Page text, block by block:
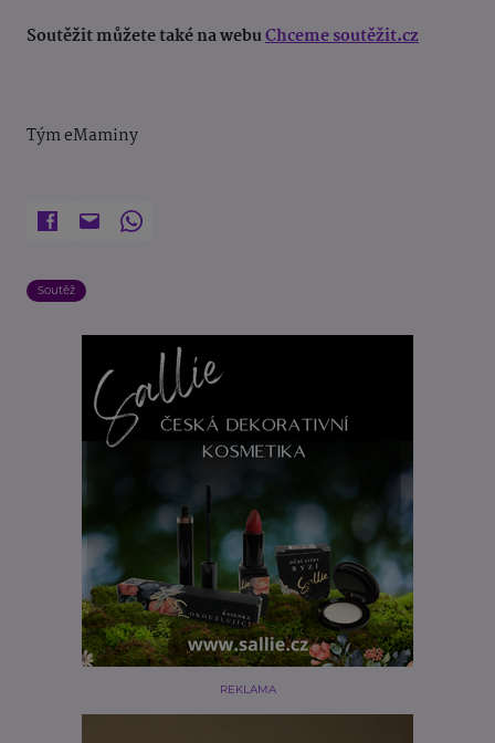
Soutěžit můžete také na webuChceme soutěžit.cz
Tým eMaminy
Soutěž
REKLAMA